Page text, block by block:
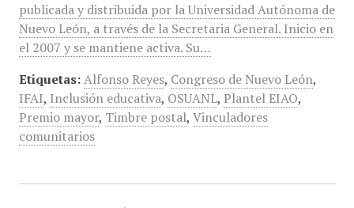
publicada y distribuida por la Universidad Autónoma de
Nuevo León, a través de la Secretaria General. Inicio en
el 2007 y se mantiene activa. Su…
Etiquetas: Alfonso Reyes, Congreso de Nuevo León,
IFAI, Inclusión educativa, OSUANL, Plantel EIAO,
Premio mayor, Timbre postal, Vinculadores
comunitarios